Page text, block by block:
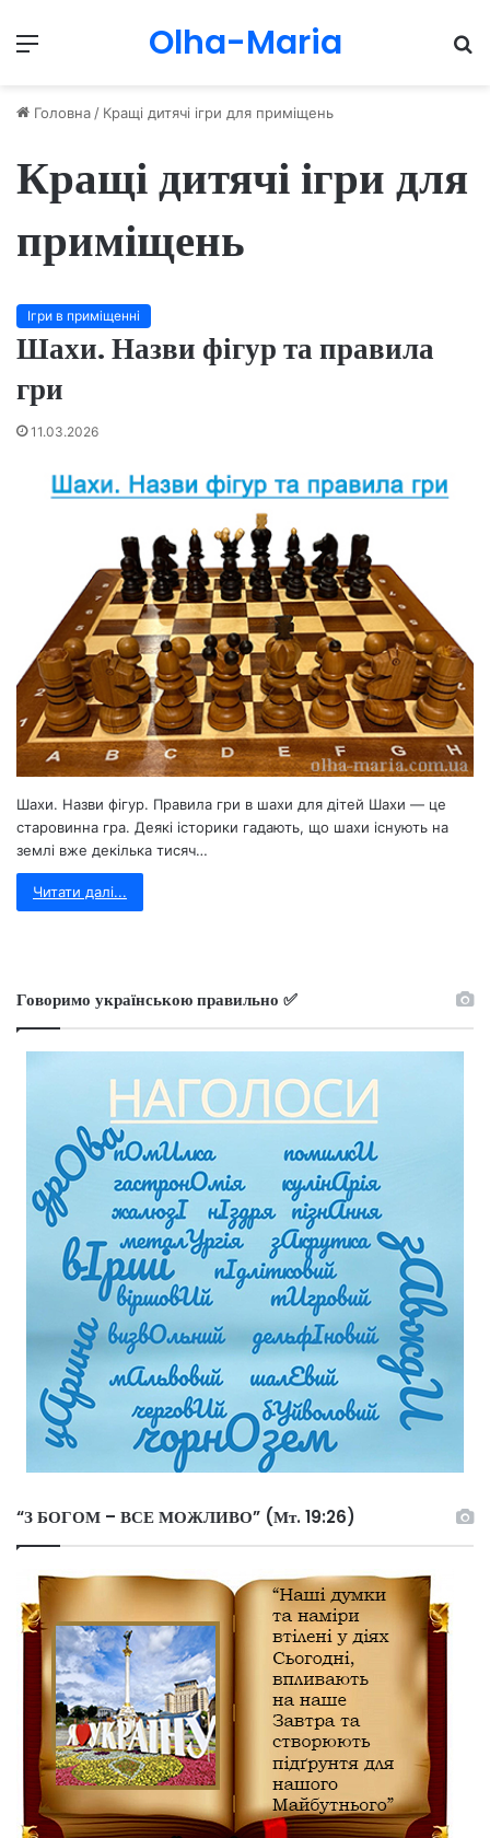
Menu Olha-Maria
Головна / Кращі дитячі ігри для приміщень
Кращі дитячі ігри для
приміщень
Ігри в приміщенні
Шахи. Назви фігур та правила
гри
11.03.2026
Шахи. Назви фігур. Правила гри в шахи для дітей Шахи — це
старовинна гра. Деякі історики гадають, що шахи існують на
землі вже декілька тисяч…
Читати далі...
Говоримо українською правильно ✅
“З БОГОМ – ВСЕ МОЖЛИВО” (Мт. 19:26)